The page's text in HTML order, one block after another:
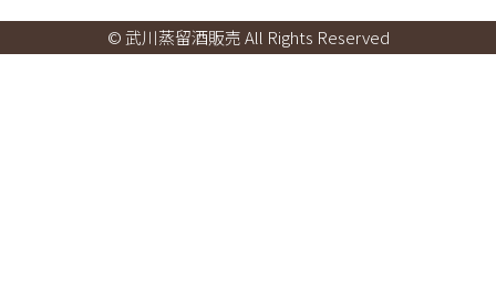
© 武川蒸留酒販売 All Rights Reserved